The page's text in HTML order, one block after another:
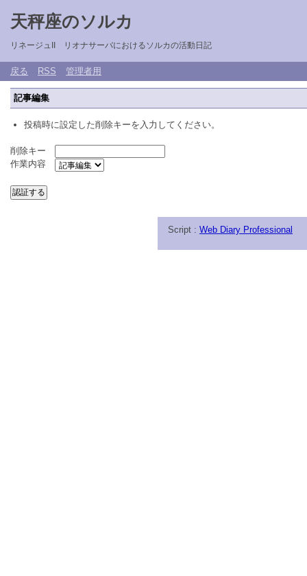
天秤座のソルカ
リネージュII リオナサーバにおけるソルカの活動日記
戻る RSS 管理者用
記事編集
投稿時に設定した削除キーを入力してください。
削除キー
作業内容
Script : Web Diary Professional